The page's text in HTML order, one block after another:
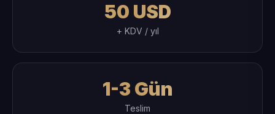
50 USD
+ KDV / yıl
1-3 Gün
Teslim